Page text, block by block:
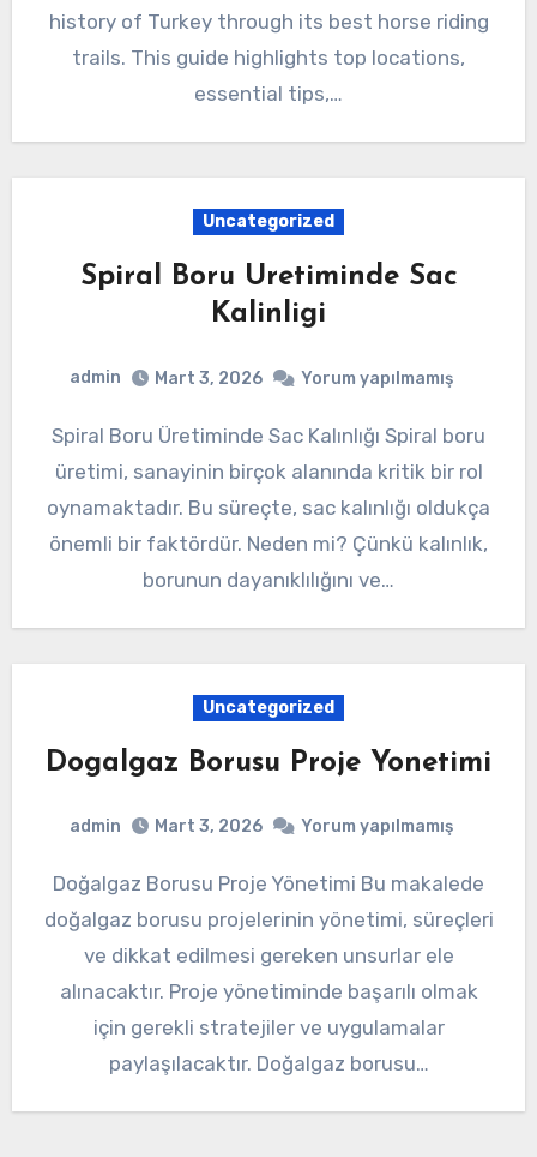
history of Turkey through its best horse riding
trails. This guide highlights top locations,
essential tips,…
Uncategorized
Spiral Boru Uretiminde Sac
Kalinligi
admin Mart 3, 2026 Yorum yapılmamış
Spiral Boru Üretiminde Sac Kalınlığı Spiral boru
üretimi, sanayinin birçok alanında kritik bir rol
oynamaktadır. Bu süreçte, sac kalınlığı oldukça
önemli bir faktördür. Neden mi? Çünkü kalınlık,
borunun dayanıklılığını ve…
Uncategorized
Dogalgaz Borusu Proje Yonetimi
admin Mart 3, 2026 Yorum yapılmamış
Doğalgaz Borusu Proje Yönetimi Bu makalede
doğalgaz borusu projelerinin yönetimi, süreçleri
ve dikkat edilmesi gereken unsurlar ele
alınacaktır. Proje yönetiminde başarılı olmak
için gerekli stratejiler ve uygulamalar
paylaşılacaktır. Doğalgaz borusu…